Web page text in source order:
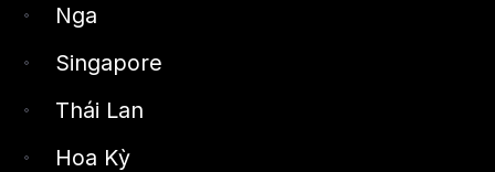
Nga
Singapore
Thái Lan
Hoa Kỳ